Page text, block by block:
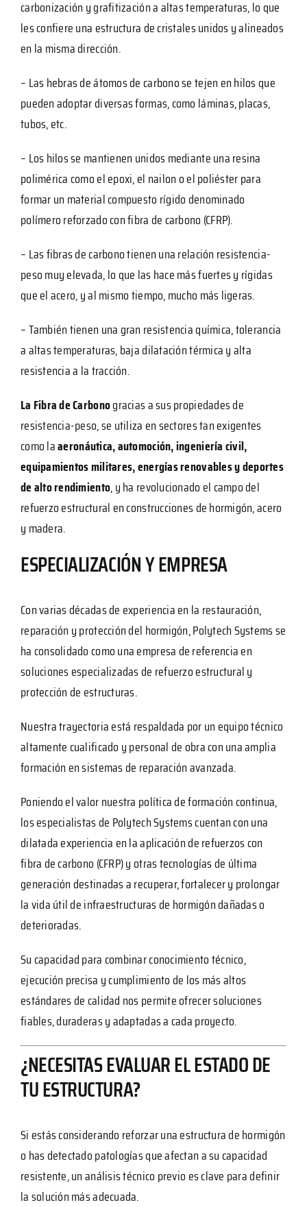
carbonización y grafitización a altas temperaturas, lo que
les confiere una estructura de cristales unidos y alineados
en la misma dirección.
– Las hebras de átomos de carbono se tejen en hilos que
pueden adoptar diversas formas, como láminas, placas,
tubos, etc.
– Los hilos se mantienen unidos mediante una resina
polimérica como el epoxi, el nailon o el poliéster para
formar un material compuesto rígido denominado
polímero reforzado con fibra de carbono (CFRP).
– Las fibras de carbono tienen una relación resistencia-
peso muy elevada, lo que las hace más fuertes y rígidas
que el acero, y al mismo tiempo, mucho más ligeras.
– También tienen una gran resistencia química, tolerancia
a altas temperaturas, baja dilatación térmica y alta
resistencia a la tracción.
La Fibra de Carbonogracias a sus propiedades de
resistencia-peso, se utiliza en sectores tan exigentes
como laaeronáutica, automoción, ingeniería civil,
equipamientos militares,energías renovables y deportes
de alto rendimiento, y ha revolucionado el campo del
refuerzo estructural en construcciones de hormigón, acero
y madera.
ESPECIALIZACIÓN Y EMPRESA
Con varias décadas de experiencia en la restauración,
reparación y protección del hormigón, Polytech Systems se
ha consolidado como una empresa de referencia en
soluciones especializadas de refuerzo estructural y
protección de estructuras.
Nuestra trayectoria está respaldada por un equipo técnico
altamente cualificado y personal de obra con una amplia
formación en sistemas de reparación avanzada.
Poniendo el valor nuestra política de formación continua,
los especialistas de Polytech Systems cuentan con una
dilatada experiencia en la aplicación de refuerzos con
fibra de carbono (CFRP) y otras tecnologías de última
generación destinadas a recuperar, fortalecer y prolongar
la vida útil de infraestructuras de hormigón dañadas o
deterioradas.
Su capacidad para combinar conocimiento técnico,
ejecución precisa y cumplimiento de los más altos
estándares de calidad nos permite ofrecer soluciones
fiables, duraderas y adaptadas a cada proyecto.
¿NECESITAS EVALUAR EL ESTADO DE
TU ESTRUCTURA?
Si estás considerando reforzar una estructura de hormigón
o has detectado patologías que afectan a su capacidad
resistente, un análisis técnico previo es clave para definir
la solución más adecuada.